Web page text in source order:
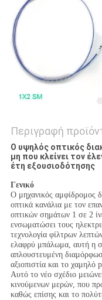
Περιγραφή
Ο υψηλός οπτικός
μη που κλείνει τον
έτη εξουσιοδότησης
Γενικό
Ο μηχανικός αμφίδρομος
οπτικά κανάλια με τον
οπτικών σημάτων 1 σε 2
ενσωματώσει τους
τεχνολογία φίλτρων
ελαφρύ μπάλωμα, αυτή η
απλουστευμένη
αξιοπιστία και το χαμηλό
Αυτό το νέο σχέδιο
κινούμενων μερών, που
καθώς επίσης και το